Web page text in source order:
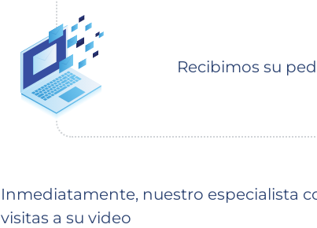
Recibimos su
Inmediatamente, nuestro especialista
visitas a su video